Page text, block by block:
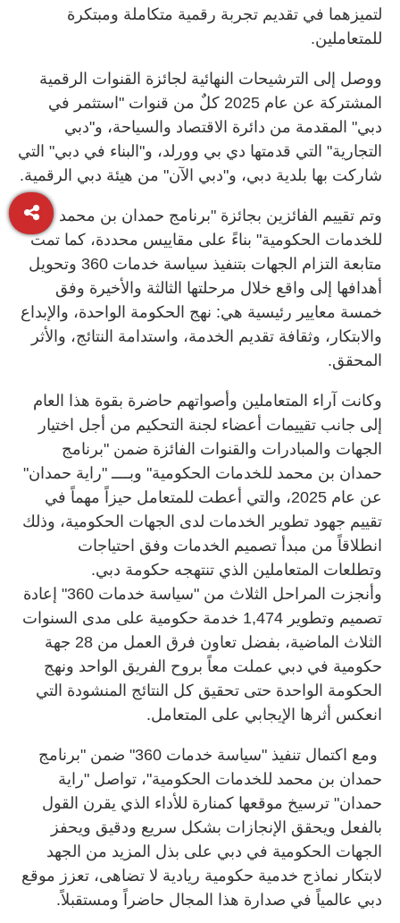
لتميزهما في تقديم تجربة رقمية متكاملة ومبتكرة
للمتعاملين.
ووصل إلى الترشيحات النهائية لجائزة القنوات الرقمية
المشتركة عن عام 2025 كلٌ من قنوات "استثمر في
دبي" المقدمة من دائرة الاقتصاد والسياحة، و"دبي
التجارية" التي قدمتها دي بي وورلد، و"البناء في دبي" التي
شاركت بها بلدية دبي، و"دبي الآن" من هيئة دبي الرقمية.
وتم تقييم الفائزين بجائزة "برنامج حمدان بن محمد
للخدمات الحكومية" بناءً على مقاييس محددة، كما تمت
متابعة التزام الجهات بتنفيذ سياسة خدمات 360 وتحويل
أهدافها إلى واقع خلال مرحلتها الثالثة والأخيرة وفق
خمسة معايير رئيسية هي: نهج الحكومة الواحدة، والإبداع
والابتكار، وثقافة تقديم الخدمة، واستدامة النتائج، والأثر
المحقق.
وكانت آراء المتعاملين وأصواتهم حاضرة بقوة هذا العام
إلى جانب تقييمات أعضاء لجنة التحكيم من أجل اختيار
الجهات والمبادرات والقنوات الفائزة ضمن "برنامج
حمدان بن محمد للخدمات الحكومية" وبــــ "راية حمدان"
عن عام 2025، والتي أعطت للمتعامل حيزاً مهماً في
تقييم جهود تطوير الخدمات لدى الجهات الحكومية، وذلك
انطلاقاً من مبدأ تصميم الخدمات وفق احتياجات
وتطلعات المتعاملين الذي تنتهجه حكومة دبي.
وأنجزت المراحل الثلاث من "سياسة خدمات 360" إعادة
تصميم وتطوير 1,474 خدمة حكومية على مدى السنوات
الثلاث الماضية، بفضل تعاون فرق العمل من 28 جهة
حكومية في دبي عملت معاً بروح الفريق الواحد ونهج
الحكومة الواحدة حتى تحقيق كل النتائج المنشودة التي
انعكس أثرها الإيجابي على المتعامل.
ومع اكتمال تنفيذ "سياسة خدمات 360" ضمن "برنامج
حمدان بن محمد للخدمات الحكومية"، تواصل "راية
حمدان" ترسيخ موقعها كمنارة للأداء الذي يقرن القول
بالفعل ويحقق الإنجازات بشكل سريع ودقيق ويحفز
الجهات الحكومية في دبي على بذل المزيد من الجهد
لابتكار نماذج خدمية حكومية ريادية لا تضاهى، تعزز موقع
دبي عالمياً في صدارة هذا المجال حاضراً ومستقبلاً.